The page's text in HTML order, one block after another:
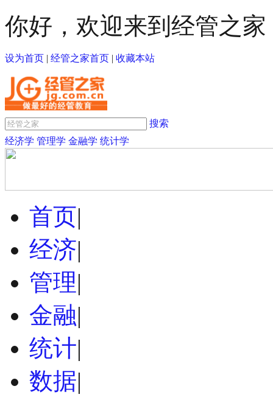
你好，欢迎来到经管之家
设为首页 | 经管之家首页 | 收藏本站
搜索
经济学 管理学 金融学 统计学
首页|
经济|
管理|
金融|
统计|
数据|